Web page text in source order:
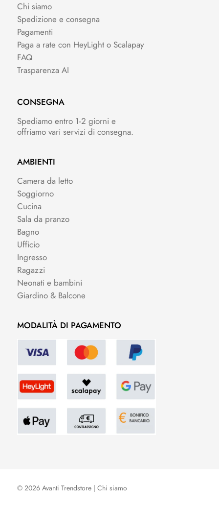
Chi siamo
Spedizione e consegna
Pagamenti
Paga a rate con HeyLight o Scalapay
FAQ
Trasparenza AI
CONSEGNA
Spediamo entro 1-2 giorni e
offriamo vari servizi di consegna.
AMBIENTI
Camera da letto
Soggiorno
Cucina
Sala da pranzo
Bagno
Ufficio
Ingresso
Ragazzi
Neonati e bambini
Giardino & Balcone
MODALITÀ DI PAGAMENTO
© 2026 Avanti Trendstore | Chi siamo